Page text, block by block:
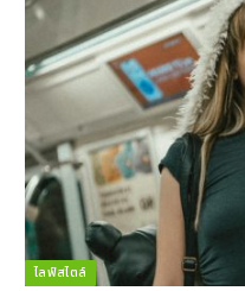
ไลฟ์สไตล์